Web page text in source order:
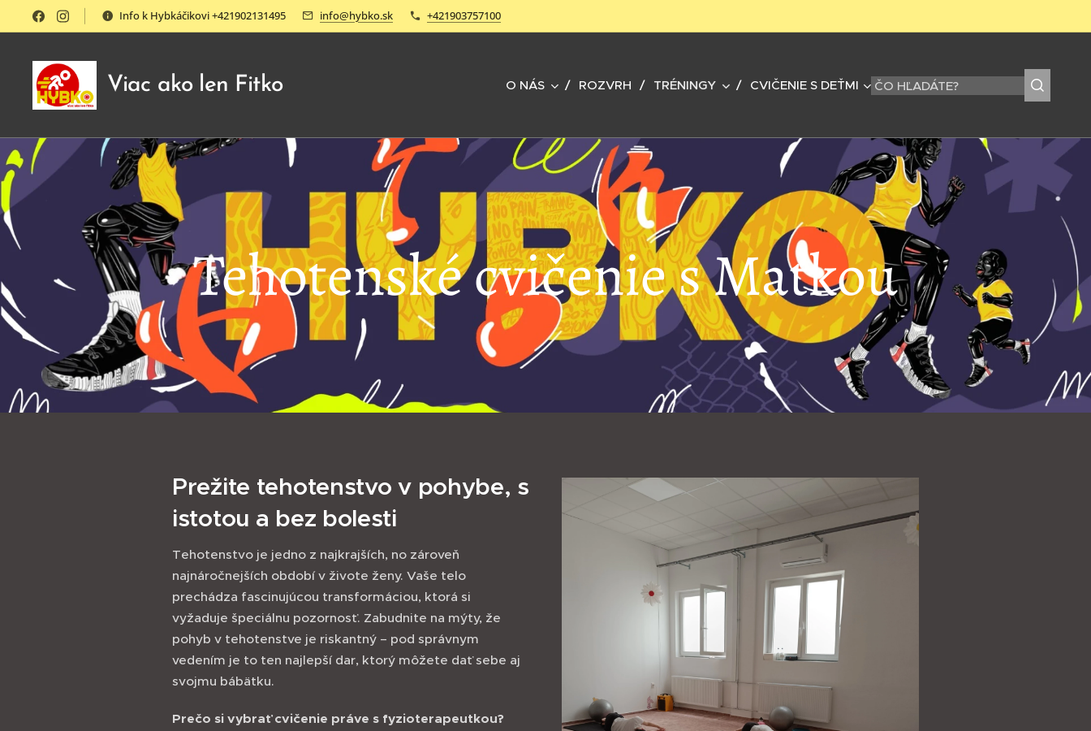
Info k Hybkáčikovi +421902131495 info@hybko.sk +421903757100
Viac ako len Fitko O NÁS ROZVRH TRÉNINGY CVIČENIE S DEŤMI
Tehotenské cvičenie s Maťkou
Prežite tehotenstvo v pohybe, s
istotou a bez bolesti
Tehotenstvo je jedno z najkrajších, no zároveň
najnáročnejších období v živote ženy. Vaše telo
prechádza fascinujúcou transformáciou, ktorá si
vyžaduje špeciálnu pozornosť. Zabudnite na mýty, že
pohyb v tehotenstve je riskantný – pod správnym
vedením je to ten najlepší dar, ktorý môžete dať sebe aj
svojmu bábätku.
Prečo si vybrať cvičenie práve s fyzioterapeutkou?